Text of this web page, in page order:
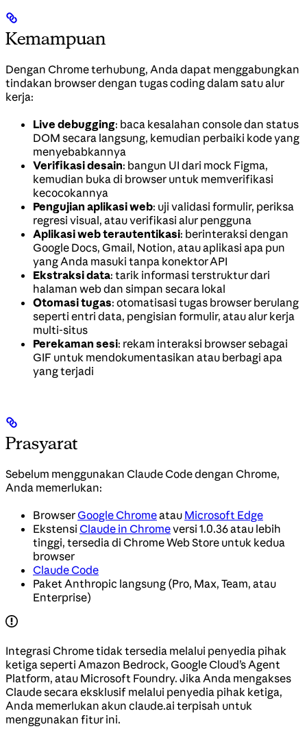
Kemampuan
Dengan Chrome terhubung, Anda dapat menggabungkan
tindakan browser dengan tugas coding dalam satu alur
kerja:
Live debugging: baca kesalahan console dan status
DOM secara langsung, kemudian perbaiki kode yang
menyebabkannya
Verifikasi desain: bangun UI dari mock Figma,
kemudian buka di browser untuk memverifikasi
kecocokannya
Pengujian aplikasi web: uji validasi formulir, periksa
regresi visual, atau verifikasi alur pengguna
Aplikasi web terautentikasi: berinteraksi dengan
Google Docs, Gmail, Notion, atau aplikasi apa pun
yang Anda masuki tanpa konektor API
Ekstraksi data: tarik informasi terstruktur dari
halaman web dan simpan secara lokal
Otomasi tugas: otomatisasi tugas browser berulang
seperti entri data, pengisian formulir, atau alur kerja
multi-situs
Perekaman sesi: rekam interaksi browser sebagai
GIF untuk mendokumentasikan atau berbagi apa
yang terjadi
Prasyarat
Sebelum menggunakan Claude Code dengan Chrome,
Anda memerlukan:
Browser Google Chromeatau Microsoft Edge
Ekstensi Claude in Chromeversi 1.0.36 atau lebih
tinggi, tersedia di Chrome Web Store untuk kedua
browser
Claude Code
Paket Anthropic langsung (Pro, Max, Team, atau
Enterprise)
Integrasi Chrome tidak tersedia melalui penyedia pihak
ketiga seperti Amazon Bedrock, Google Cloud’s Agent
Platform, atau Microsoft Foundry. Jika Anda mengakses
Claude secara eksklusif melalui penyedia pihak ketiga,
Anda memerlukan akun claude.ai terpisah untuk
menggunakan fitur ini.